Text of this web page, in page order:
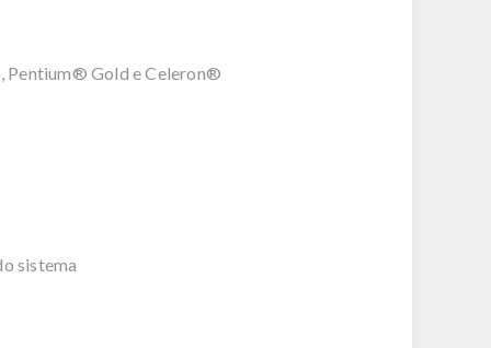
Pentium® Gold e Celeron®
sistema